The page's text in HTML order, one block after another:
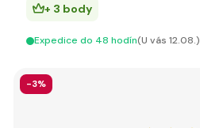
+ 3 body
Expedice do 48 hodín(U vás 12.08.)
-3%